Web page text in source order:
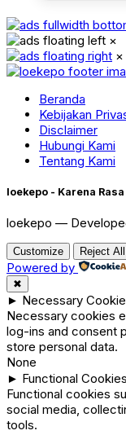
×
×
Beranda
Kebijakan
Disclaimer
Hubungi Kami
Tentang Kami
loekepo - Karena
loekepo —
Customize Reject All
Powered by
✖
► Necessary
Necessary cookies
log-ins and consent
store personal data.
None
► Functional Cookies
Functional cookies
social media,
tools.